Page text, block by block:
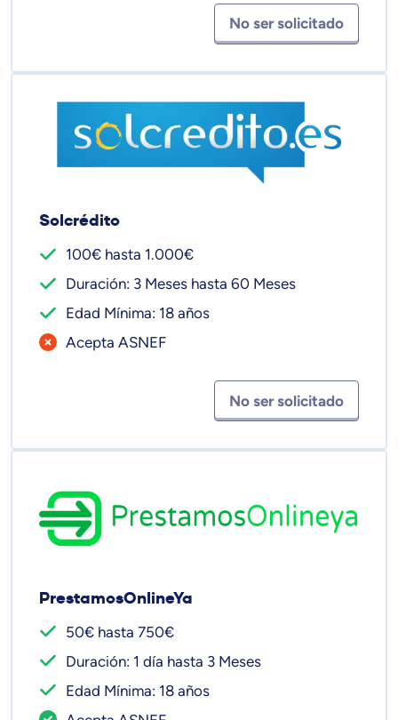
No ser solicitado
Solcrédito
100€ hasta 1.000€
Duración: 3 Meses hasta 60 Meses
Edad Mínima: 18 años
Acepta ASNEF
No ser solicitado
PrestamosOnlineYa
50€ hasta 750€
Duración: 1 día hasta 3 Meses
Edad Mínima: 18 años